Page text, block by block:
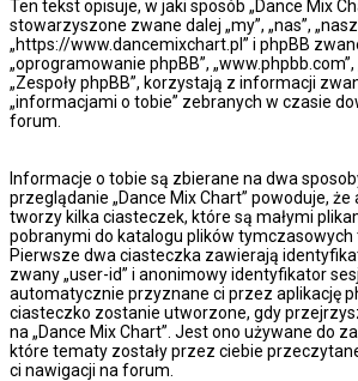
Ten tekst opisuje, w jaki sposób „Dance Mix
stowarzyszone zwane dalej „my”, „nas”,
„https://www.dancemixchart.pl” i phpBB zwane
„oprogramowanie phpBB”, „www.phpbb.com”,
„Zespoły phpBB”, korzystają z informacji
„informacjami o tobie” zebranych w czasie
forum.
Informacje o tobie są zbierane na dwa
przeglądanie „Dance Mix Chart” powoduje, że
tworzy kilka ciasteczek, które są małymi
pobranymi do katalogu plików tymczasowych
Pierwsze dwa ciasteczka zawierają
zwany „user-id” i anonimowy identyfikator
automatycznie przyznane ci przez aplikację
ciasteczko zostanie utworzone, gdy
na „Dance Mix Chart”. Jest ono używane do
które tematy zostały przez ciebie
ci nawigacji na forum.